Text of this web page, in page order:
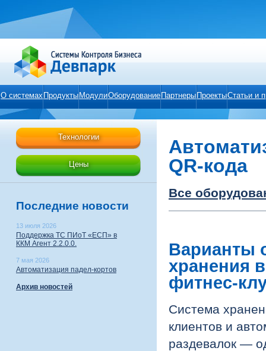
О системах Продукты МодулиОборудование Партнеры ПроектыСтатьи и
QR-кода
Все
Варианты
хранения
фитнес-
Система
клиентов и
раздевалок —
Технологии
Цены
Последние новости
13 июля 2026
Поддержка ТС ПИоТ «ЕСП» в
ККМ Агент 2.2.0.0.
7 мая 2026
Автоматизация падел-кортов
Архив новостей